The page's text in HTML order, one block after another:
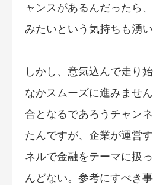
ャンスがあるんだったら
みたいという気持ちも湧い
しかし、意気込んで走り
なかスムーズに進みませ
合となるであろうチャン
たんですが、企業が運営
ネルで金融をテーマに扱
んどない。参考にすべき